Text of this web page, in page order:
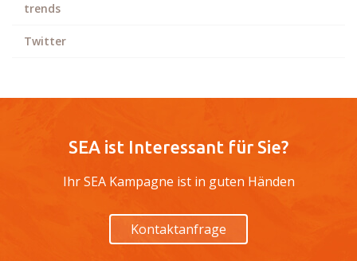
trends
Twitter
SEA ist Interessant für Sie?
Ihr SEA Kampagne ist in guten Händen
Kontaktanfrage